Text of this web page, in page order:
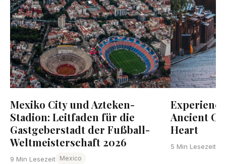
Mexiko City und Azteken-
Stadion: Leitfaden für die
Gastgeberstadt der Fußball-
Weltmeisterschaft 2026
9 Min Lesezeit Mexico
Ancient
Heart
5 Min Lesezeit